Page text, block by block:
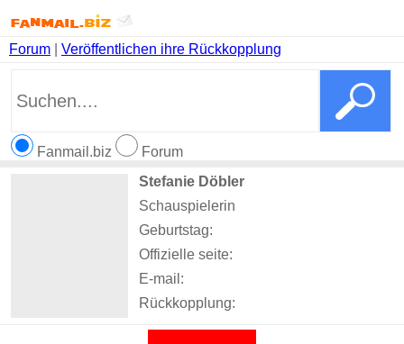
Forum Veröffentlichen ihre Rückkopplung
Fanmail.biz
Forum
Stefanie Döbler
Schauspielerin
Geburtstag:
Offizielle seite:
E-mail:
Rückkopplung: